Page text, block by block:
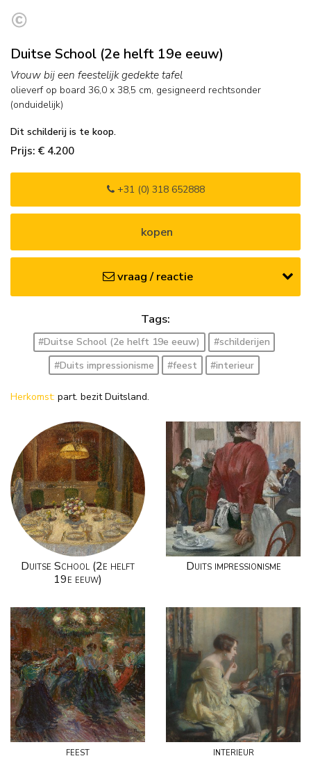
Duitse School (2e helft 19e eeuw)
Vrouw bij een feestelijk gedekte tafel
olieverf op board 36,0 x 38,5 cm, gesigneerd rechtsonder
(onduidelijk)
Dit schilderij is te koop.
Prijs: € 4.200
+31 (0) 318 652888
kopen
vraag / reactie
Tags:
#Duitse School (2e helft 19e eeuw)
#schilderijen
#Duits impressionisme
#feest #interieur
Herkomst: part. bezit Duitsland.
Duitse School (2e helft
19e eeuw)
Duits impressionisme
feest interieur